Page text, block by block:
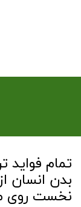
تمام فواید
نخست روی